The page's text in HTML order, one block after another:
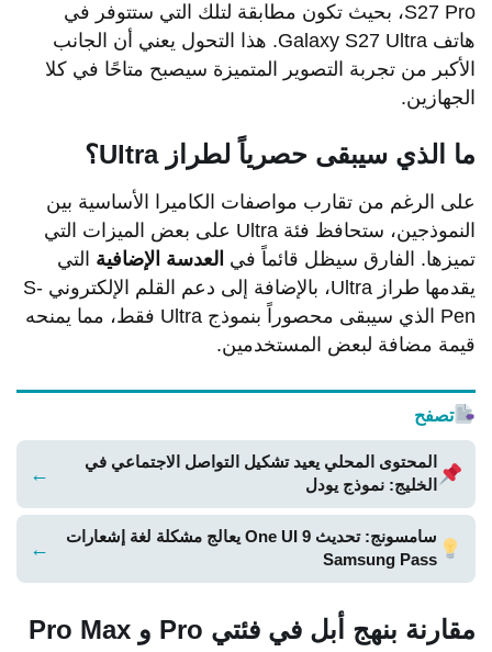
S27 Pro، بحيث تكون مطابقة لتلك التي ستتوفر في
هاتف Galaxy S27 Ultra. هذا التحول يعني أن الجانب
الأكبر من تجربة التصوير المتميزة سيصبح متاحًا في كلا
الجهازين.
ما الذي سيبقى حصرياً لطراز Ultra؟
على الرغم من تقارب مواصفات الكاميرا الأساسية بين
النموذجين، ستحافظ فئة Ultra على بعض الميزات التي
تميزها. الفارق سيظل قائماً في العدسة الإضافية التي
يقدمها طراز Ultra، بالإضافة إلى دعم القلم الإلكتروني S-
Pen الذي سيبقى محصوراً بنموذج Ultra فقط، مما يمنحه
قيمة مضافة لبعض المستخدمين.
تصفح
المحتوى المحلي يعيد تشكيل التواصل الاجتماعي في
الخليج: نموذج يودل
←
سامسونج: تحديث One UI 9 يعالج مشكلة لغة إشعارات
Samsung Pass
←
مقارنة بنهج أبل في فئتي Pro و Pro Max